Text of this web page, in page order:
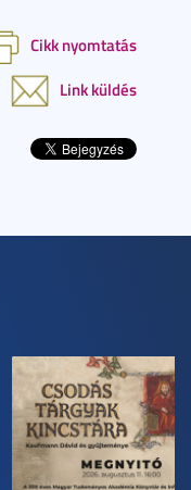
Cikk nyomtatás
Link küldés